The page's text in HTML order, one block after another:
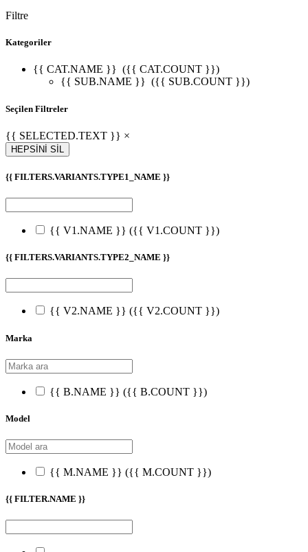
Filtre
Kategoriler
{{ CAT.NAME }} ({{ CAT.COUNT }})
{{ SUB.NAME }} ({{ SUB.COUNT }})
Seçilen Filtreler
{{ SELECTED.TEXT }} ×
HEPSİNİ SİL
{{ FILTERS.VARIANTS.TYPE1_NAME }}
{{ V1.NAME }} ({{ V1.COUNT }})
{{ FILTERS.VARIANTS.TYPE2_NAME }}
{{ V2.NAME }} ({{ V2.COUNT }})
Marka
{{ B.NAME }} ({{ B.COUNT }})
Model
{{ M.NAME }} ({{ M.COUNT }})
{{ FILTER.NAME }}